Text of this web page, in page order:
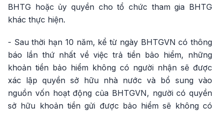
BHTG hoặc ủy quyền cho tổ chức tham gia BHTG
khác thực hiện.
- Sau thời hạn 10 năm, kể từ ngày BHTGVN có thông
báo lần thứ nhất về việc trả tiền bảo hiểm, những
khoản tiền bảo hiểm không có người nhận sẽ được
xác lập quyền sở hữu nhà nước và bổ sung vào
nguồn vốn hoạt động của BHTGVN, người có quyền
sở hữu khoản tiền gửi được bảo hiểm sẽ không có